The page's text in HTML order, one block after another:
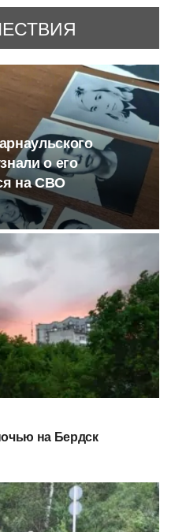
о его
на СВО
на Бердск